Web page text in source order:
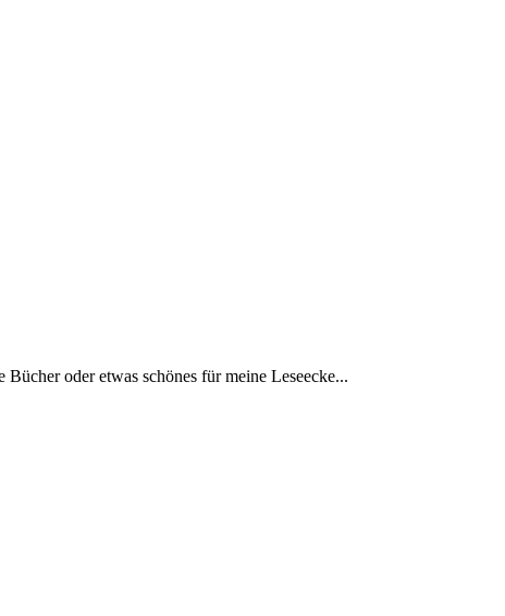
oder etwas schönes für meine Leseecke...